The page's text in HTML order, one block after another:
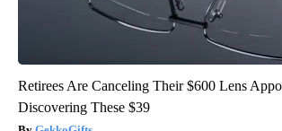
Retirees Are Canceling Their $600 Lens
Discovering These $39